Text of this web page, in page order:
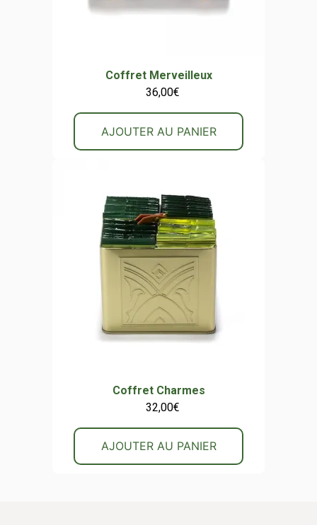
Coffret Merveilleux
36,00€
AJOUTER AU PANIER
Coffret Charmes
32,00€
AJOUTER AU PANIER